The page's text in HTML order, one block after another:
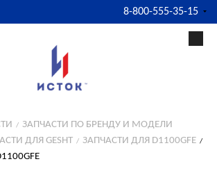
8-800-555-35-15
ЗАПЧАСТИ ПО БРЕНДУ И МОДЕЛИ
ДЛЯ GESHT
ЗАПЧАСТИ ДЛЯ D1100GFE